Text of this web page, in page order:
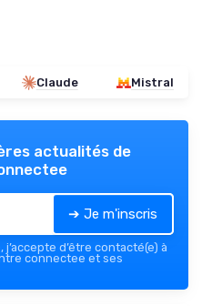
Claude Mistral
actualités de
➔ Je m'inscris
d’être contacté(e) à
connectee et ses